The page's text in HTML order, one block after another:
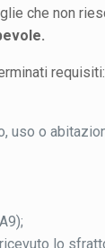
che non
requisiti:
uso o
lo